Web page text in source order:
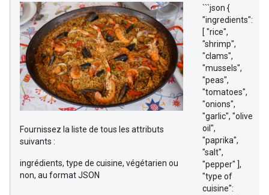
Fournissez la liste de tous les attributs
suivants :
ingrédients, type de cuisine, végétarien ou
non, au format JSON
```json {
"ingredients":
[ "rice",
"shrimp",
"clams",
"mussels",
"peas",
"tomatoes",
"onions",
"garlic", "olive
oil",
"paprika",
"salt",
"pepper" ],
"type of
cuisine":